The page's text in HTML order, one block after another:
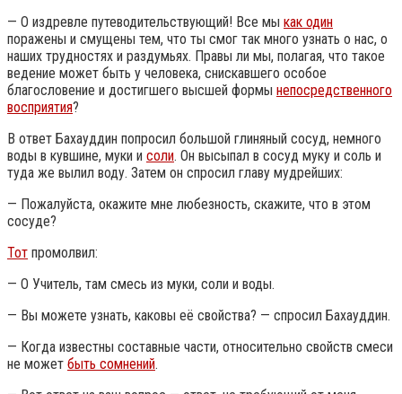
— О издревле путеводительствующий! Все мы как один
поражены и смущены тем, что ты смог так много узнать о нас, о
наших трудностях и раздумьях. Правы ли мы, полагая, что такое
ведение может быть у человека, снискавшего особое
благословение и достигшего высшей формы непосредственного
восприятия?
В ответ Бахауддин попросил большой глиняный сосуд, немного
воды в кувшине, муки и соли. Он высыпал в сосуд муку и соль и
туда же вылил воду. Затем он спросил главу мудрейших:
— Пожалуйста, окажите мне любезность, скажите, что в этом
сосуде?
Тот промолвил:
— О Учитель, там смесь из муки, соли и воды.
— Вы можете узнать, каковы её свойства? — спросил Бахауддин.
— Когда известны составные части, относительно свойств смеси
не может быть сомнений.